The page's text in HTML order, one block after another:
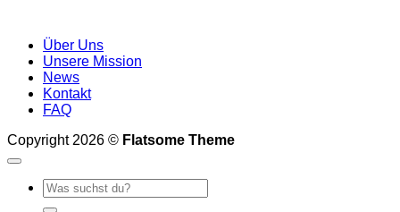
Über Uns
Unsere Mission
News
Kontakt
FAQ
Copyright 2026 © Flatsome Theme
Suche
nach: